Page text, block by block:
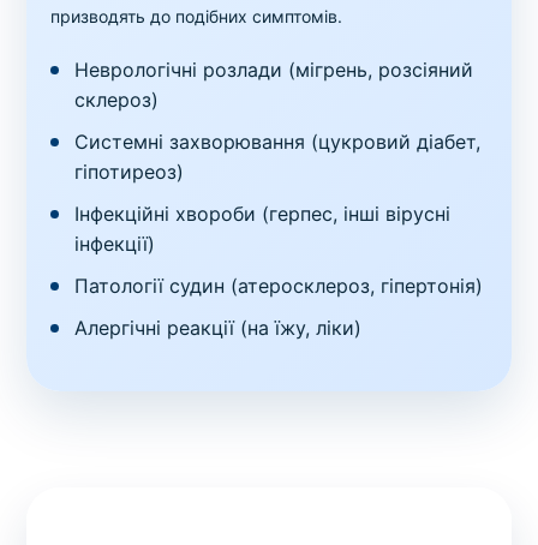
призводять до подібних симптомів.
Неврологічні розлади (мігрень, розсіяний
склероз)
Системні захворювання (цукровий діабет,
гіпотиреоз)
Інфекційні хвороби (герпес, інші вірусні
інфекції)
Патології судин (атеросклероз, гіпертонія)
Алергічні реакції (на їжу, ліки)